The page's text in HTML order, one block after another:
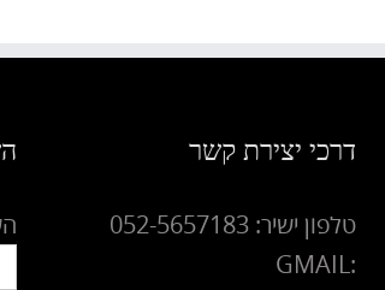
GMAIL: